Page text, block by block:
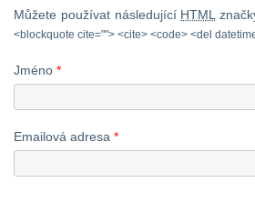
Můžete používat následující HTML
<blockquote cite=""> <cite> <code> <del
Jméno *
Emailová adresa *